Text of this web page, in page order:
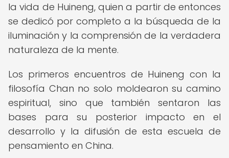
la vida de Huineng, quien a partir de entonces
se dedicó por completo a la búsqueda de la
iluminación y la comprensión de la verdadera
naturaleza de la mente.
Los primeros encuentros de Huineng con la
filosofía Chan no solo moldearon su camino
espiritual, sino que también sentaron las
bases para su posterior impacto en el
desarrollo y la difusión de esta escuela de
pensamiento en China.